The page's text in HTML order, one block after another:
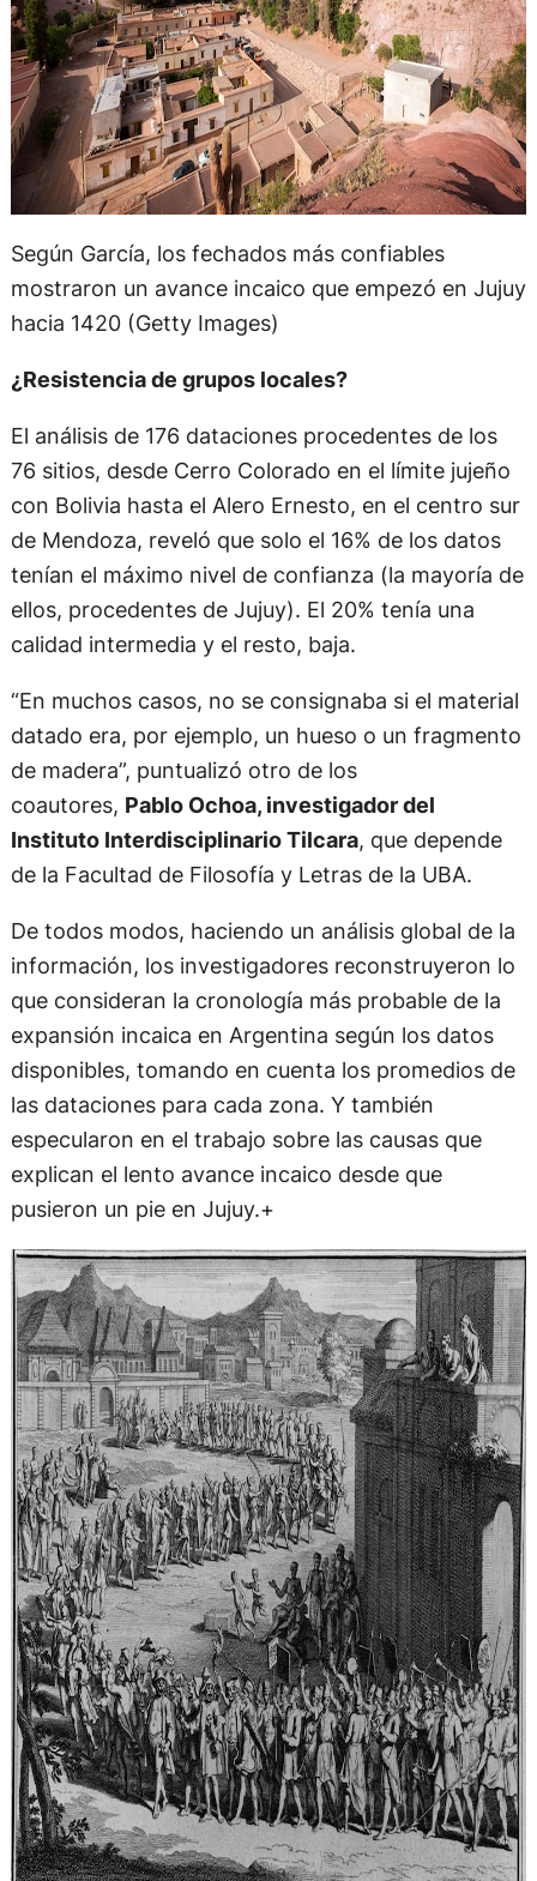
Según García, los fechados más confiables
mostraron un avance incaico que empezó en Jujuy
hacia 1420 (Getty Images)
¿Resistencia de grupos locales?
El análisis de 176 dataciones procedentes de los
76 sitios, desde Cerro Colorado en el límite jujeño
con Bolivia hasta el Alero Ernesto, en el centro sur
de Mendoza, reveló que solo el 16% de los datos
tenían el máximo nivel de confianza (la mayoría de
ellos, procedentes de Jujuy). El 20% tenía una
calidad intermedia y el resto, baja.
“En muchos casos, no se consignaba si el material
datado era, por ejemplo, un hueso o un fragmento
de madera”, puntualizó otro de los
coautores, Pablo Ochoa, investigador del
Instituto Interdisciplinario Tilcara, que depende
de la Facultad de Filosofía y Letras de la UBA.
De todos modos, haciendo un análisis global de la
información, los investigadores reconstruyeron lo
que consideran la cronología más probable de la
expansión incaica en Argentina según los datos
disponibles, tomando en cuenta los promedios de
las dataciones para cada zona. Y también
especularon en el trabajo sobre las causas que
explican el lento avance incaico desde que
pusieron un pie en Jujuy.+